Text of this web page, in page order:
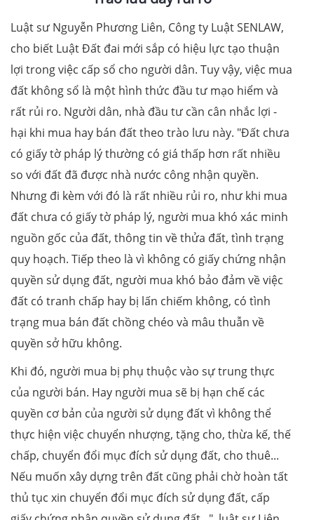
Luật sư Nguyễn Phương Liên, Công ty Luật SENLAW,
cho biết Luật Đất đai mới sắp có hiệu lực tạo thuận
lợi trong việc cấp sổ cho người dân. Tuy vậy, việc mua
đất không sổ là một hình thức đầu tư mạo hiểm và
rất rủi ro. Người dân, nhà đầu tư cần cân nhắc lợi -
hại khi mua hay bán đất theo trào lưu này. "Đất chưa
có giấy tờ pháp lý thường có giá thấp hơn rất nhiều
so với đất đã được nhà nước công nhận quyền.
Nhưng đi kèm với đó là rất nhiều rủi ro, như khi mua
đất chưa có giấy tờ pháp lý, người mua khó xác minh
nguồn gốc của đất, thông tin về thửa đất, tình trạng
quy hoạch. Tiếp theo là vì không có giấy chứng nhận
quyền sử dụng đất, người mua khó bảo đảm về việc
đất có tranh chấp hay bị lấn chiếm không, có tình
trạng mua bán đất chồng chéo và mâu thuẫn về
quyền sở hữu không.
Khi đó, người mua bị phụ thuộc vào sự trung thực
của người bán. Hay người mua sẽ bị hạn chế các
quyền cơ bản của người sử dụng đất vì không thể
thực hiện việc chuyển nhượng, tặng cho, thừa kế, thế
chấp, chuyển đổi mục đích sử dụng đất, cho thuê...
Nếu muốn xây dựng trên đất cũng phải chờ hoàn tất
thủ tục xin chuyển đổi mục đích sử dụng đất, cấp